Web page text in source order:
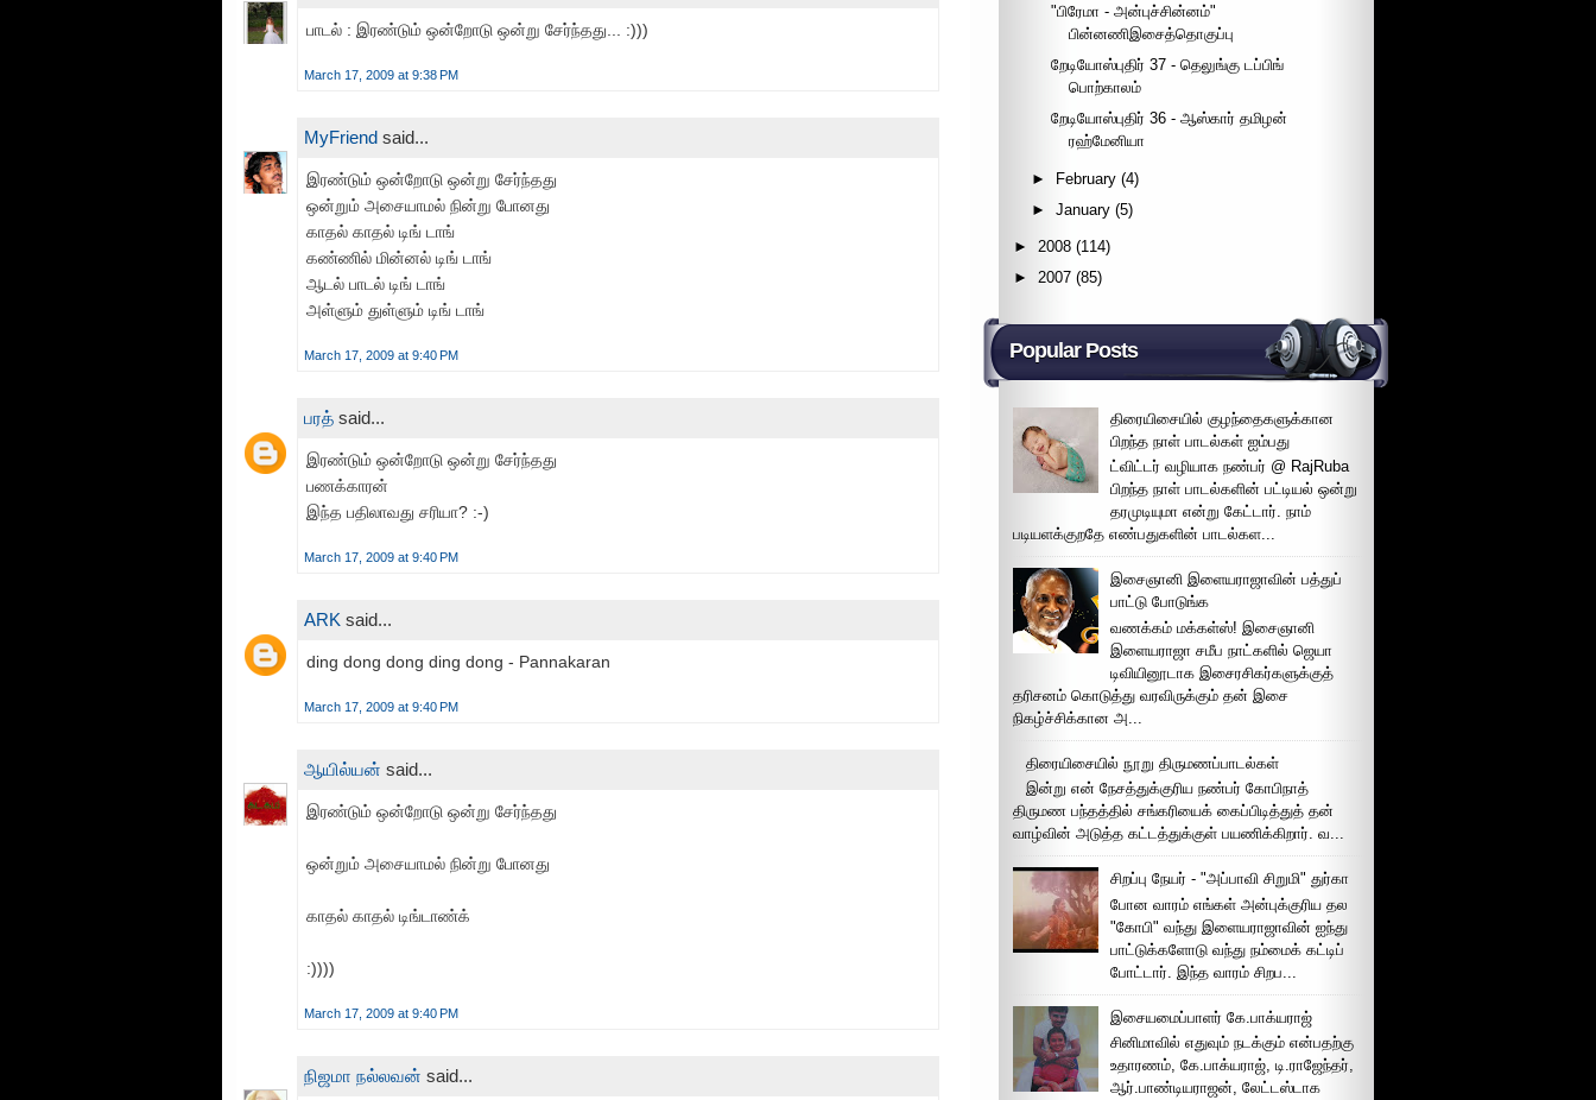
பாடல் : இரண்டும் ஒன்றோடு ஒன்று சேர்ந்தது... :)))
March 17, 2009 at 9:38 PM
MyFriend said...
இரண்டும் ஒன்றோடு ஒன்று சேர்ந்தது
ஒன்றும் அசையாமல் நின்று போனது
காதல் காதல் டிங் டாங்
கண்ணில் மின்னல் டிங் டாங்
ஆடல் பாடல் டிங் டாங்
அள்ளும் துள்ளும் டிங் டாங்
March 17, 2009 at 9:40 PM
பரத் said...
இரண்டும் ஒன்றோடு ஒன்று சேர்ந்தது
பணக்காரன்
இந்த பதிலாவது சரியா? :-)
March 17, 2009 at 9:40 PM
ARK said...
ding dong dong ding dong - Pannakaran
March 17, 2009 at 9:40 PM
ஆயில்யன் said...
இரண்டும் ஒன்றோடு ஒன்று சேர்ந்தது
ஒன்றும் அசையாமல் நின்று போனது
காதல் காதல் டிங்டாண்க்
:))))
March 17, 2009 at 9:40 PM
நிஜமா நல்லவன் said...
"பிரேமா - அன்புச்சின்னம்"
பின்னணிஇசைத்தொகுப்பு
றேடியோஸ்புதிர் 37 - தெலுங்கு டப்பிங்
பொற்காலம்
றேடியோஸ்புதிர் 36 - ஆஸ்கார் தமிழன்
ரஹ்மேனியா
► February (4)
►January (5)
► 2008 (114)
► 2007 (85)
Popular Posts
திரையிசையில் குழந்தைகளுக்கான
பிறந்த நாள் பாடல்கள் ஐம்பது
ட்விட்டர் வழியாக நண்பர் @ RajRuba
பிறந்த நாள் பாடல்களின் பட்டியல் ஒன்று
தரமுடியுமா என்று கேட்டார். நாம்
படியளக்குறதே எண்பதுகளின் பாடல்கள...
இசைஞானி இளையராஜாவின் பத்துப்
பாட்டு போடுங்க
வணக்கம் மக்கள்ஸ்! இசைஞானி
இளையராஜா சமீப நாட்களில் ஜெயா
டிவியினூடாக இசைரசிகர்களுக்குத்
தரிசனம் கொடுத்து வரவிருக்கும் தன் இசை
நிகழ்ச்சிக்கான அ...
திரையிசையில் நூறு திருமணப்பாடல்கள்
இன்று என் நேசத்துக்குரிய நண்பர் கோபிநாத்
திருமண பந்தத்தில் சங்கரியைக் கைப்பிடித்துத் தன்
வாழ்வின் அடுத்த கட்டத்துக்குள் பயணிக்கிறார். வ...
சிறப்பு நேயர் - "அப்பாவி சிறுமி" துர்கா
போன வாரம் எங்கள் அன்புக்குரிய தல
"கோபி" வந்து இளையராஜாவின் ஐந்து
பாட்டுக்களோடு வந்து நம்மைக் கட்டிப்
போட்டார். இந்த வாரம் சிறப...
இசையமைப்பாளர் கே.பாக்யராஜ்
சினிமாவில் எதுவும் நடக்கும் என்பதற்கு
உதாரணம், கே.பாக்யராஜ், டி.ராஜேந்தர்,
ஆர்.பாண்டியராஜன், லேட்டஸ்டாக